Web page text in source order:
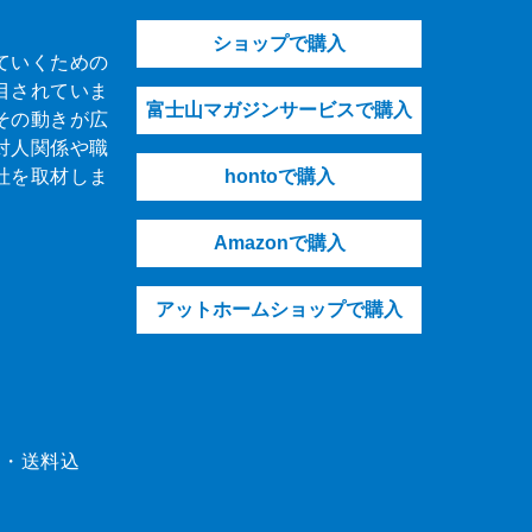
いくための
されていま
の動きが広
人関係や職
を取材しま
送料込
ショップで購入
富士山マガジンサービスで購入
hontoで購入
Amazonで購入
アットホームショップで購入